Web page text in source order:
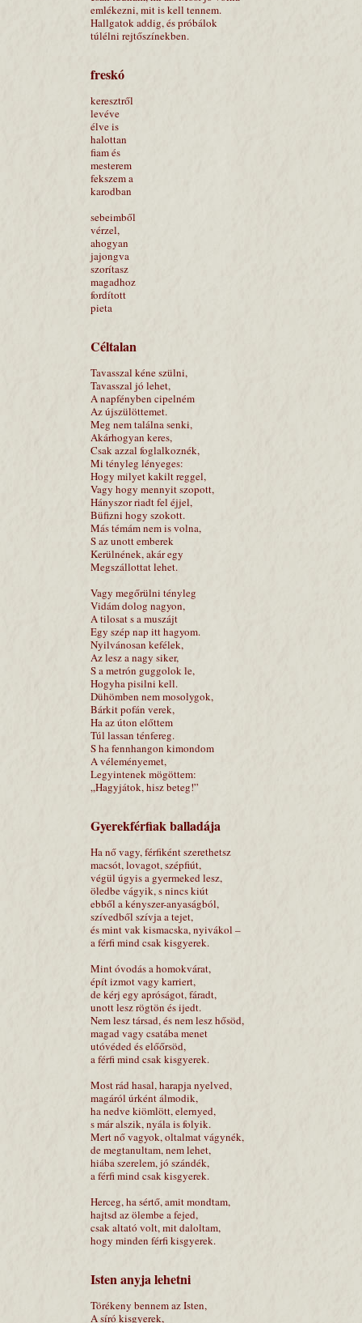
emlékezni, mit is kell tennem.
Hallgatok addig, és próbálok
túlélni rejtőszínekben.
freskó
keresztről
levéve
élve is
halottan
fiam és
mesterem
fekszem a
karodban
sebeimből
vérzel,
ahogyan
jajongva
szorítasz
magadhoz
fordított
pieta
Céltalan
Tavasszal kéne szülni,
Tavasszal jó lehet,
A napfényben cipelném
Az újszülöttemet.
Meg nem találna senki,
Akárhogyan keres,
Csak azzal foglalkoznék,
Mi tényleg lényeges:
Hogy milyet kakilt reggel,
Vagy hogy mennyit szopott,
Hányszor riadt fel éjjel,
Büfizni hogy szokott.
Más témám nem is volna,
S az unott emberek
Kerülnének, akár egy
Megszállottat lehet.
Vagy megőrülni tényleg
Vidám dolog nagyon,
A tilosat s a muszájt
Egy szép nap itt hagyom.
Nyilvánosan kefélek,
Az lesz a nagy siker,
S a metrón guggolok le,
Hogyha pisilni kell.
Dühömben nem mosolygok,
Bárkit pofán verek,
Ha az úton előttem
Túl lassan ténfereg.
S ha fennhangon kimondom
A véleményemet,
Legyintenek mögöttem:
„Hagyjátok, hisz beteg!”
Gyerekférfiak balladája
Ha nő vagy, férfiként szerethetsz
macsót, lovagot, szépfiút,
végül úgyis a gyermeked lesz,
öledbe vágyik, s nincs kiút
ebből a kényszer-anyaságból,
szívedből szívja a tejet,
és mint vak kismacska, nyivákol –
a férfi mind csak kisgyerek.
Mint óvodás a homokvárat,
épít izmot vagy karriert,
de kérj egy apróságot, fáradt,
unott lesz rögtön és ijedt.
Nem lesz társad, és nem lesz hősöd,
magad vagy csatába menet
utóvéded és előőrsöd,
a férfi mind csak kisgyerek.
Most rád hasal, harapja nyelved,
magáról úrként álmodik,
ha nedve kiömlött, elernyed,
s már alszik, nyála is folyik.
Mert nő vagyok, oltalmat vágynék,
de megtanultam, nem lehet,
hiába szerelem, jó szándék,
a férfi mind csak kisgyerek.
Herceg, ha sértő, amit mondtam,
hajtsd az ölembe a fejed,
csak altató volt, mit daloltam,
hogy minden férfi kisgyerek.
Isten anyja lehetni
Törékeny bennem az Isten,
A síró kisgyerek,